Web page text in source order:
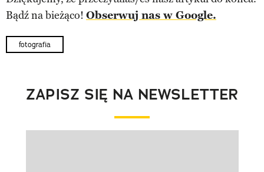
Bądź na bieżąco! Obserwuj nas w Google.
fotografia
ZAPISZ SIĘ NA NEWSLETTER